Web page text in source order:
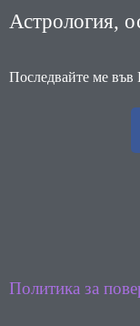
Астрология,
Последвайте ме във
Политика за